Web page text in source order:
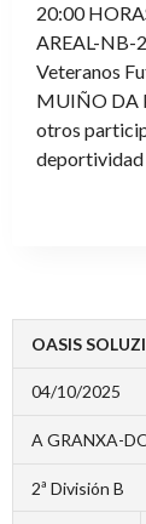
20:00
AREAL-NB-
Veteranos
MUIÑO DA
otros
deportividad
OASIS
04/10/2025
A GRANXA-
2ª División B